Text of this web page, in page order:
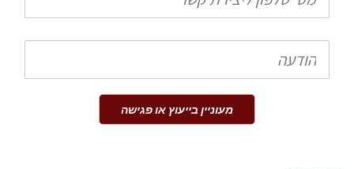
הודעה
מעוניין בייעוץ או פגישה